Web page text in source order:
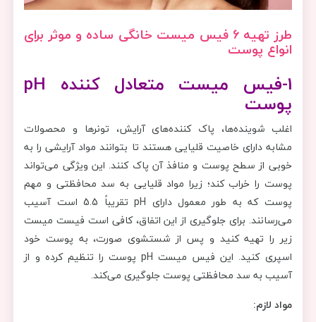
طرز تهیه 6 فیس میست خانگی ساده و موثر برای
انواع پوست
1-فیس میست متعادل کننده pH
پوست
اغلب شوینده‌ها، پاک کننده‌های آرایش، تونرها و محصولات
مشابه دارای خاصیت قلیایی هستند تا بتوانند مواد آرایشی را به
خوبی از سطح پوست و منافذ آن پاک کنند. این ویژگی می‌تواند
پوست را خراب کند؛ زیرا مواد قلیایی به سد محافظتی و مهم
پوست که به طور معمول دارای pH تقریباً 5.5 است آسیب
می‌رسانند. برای جلوگیری از این اتفاق، کافی است فیست میست
زیر را تهیه کنید و پس از شستشوی صورت، به پوست خود
اسپری کنید. این فیس میست pH پوست را تنظیم کرده و از
آسیب به سد محافظتی پوست جلوگیری می‌کند.
مواد لازم: